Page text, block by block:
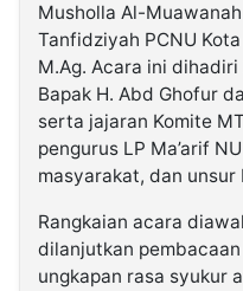
Musholla Al-
Tanfidziyah PCNU
M.Ag. Acara ini
Bapak H. Abd Ghofur
serta jajaran Komite
pengurus LP Ma’arif
masyarakat, dan
Rangkaian acara
dilanjutkan
ungkapan rasa syukur